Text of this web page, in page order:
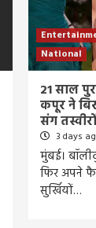
National
21 साल
कपूर ने
संग
3 days
मुंबई।
फिर अपने
सुर्खियों…